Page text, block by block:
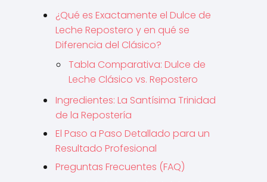
¿Qué es Exactamente el Dulce de
Leche Repostero y en qué se
Diferencia del Clásico?
Tabla Comparativa: Dulce de
Leche Clásico vs. Repostero
Ingredientes: La Santísima Trinidad
de la Repostería
El Paso a Paso Detallado para un
Resultado Profesional
Preguntas Frecuentes (FAQ)